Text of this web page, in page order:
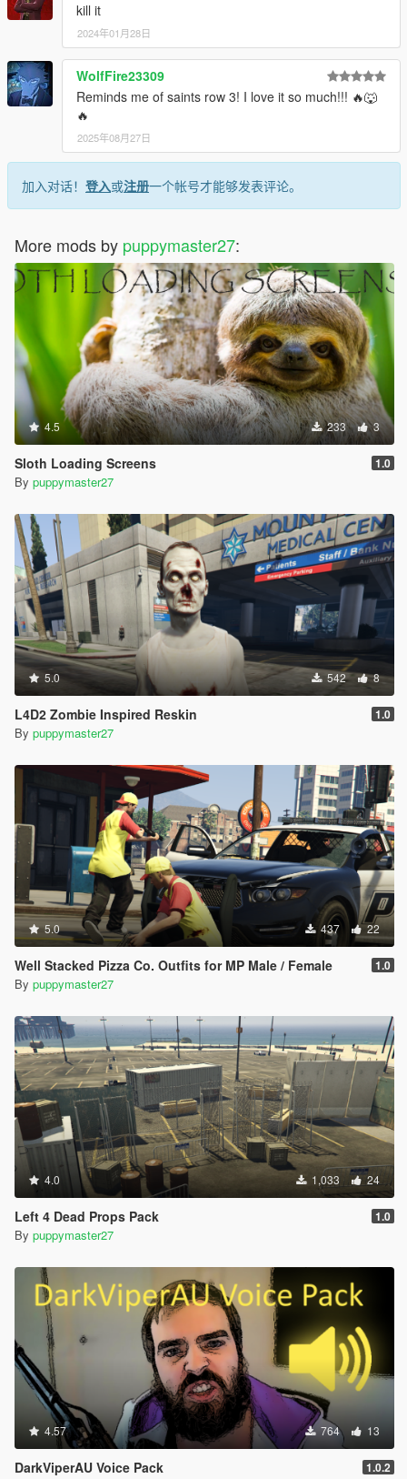
kill it
2024年01月28日
WolfFire23309
Reminds me of saints row 3! I love it so much!!! 🔥🐺
🔥
2025年08月27日
加入对话！ 登入或注册一个帐号才能够发表评论。
More mods by puppymaster27:
4.5 233 3
Sloth Loading Screens 1.0
By puppymaster27
5.0 542 8
L4D2 Zombie Inspired Reskin 1.0
By puppymaster27
5.0 437 22
Well Stacked Pizza Co. Outfits for MP Male / Female 1.0
By puppymaster27
4.0 1,033 24
Left 4 Dead Props Pack 1.0
By puppymaster27
4.57 764 13
DarkViperAU Voice Pack 1.0.2